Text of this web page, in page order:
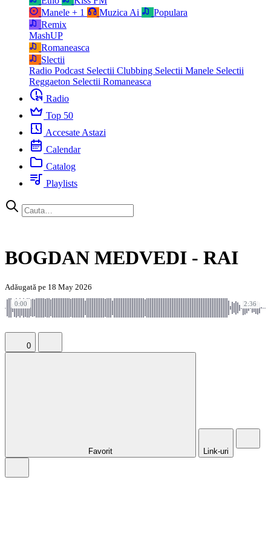
Manele + 1 Muzica Ai
Populara
Remix
MashUP
Romaneasca
Slectii
Radio Podcast Selectii Clubbing Selectii Manele Selectii
Reggaeton Selectii Romaneasca
Radio
Top 50
Accesate Astazi
Calendar
Catalog
Playlists
BOGDAN MEDVEDI - RAI
Adăugată pe 18 May 2026
0:00 2:36
0
Favorit Link-uri